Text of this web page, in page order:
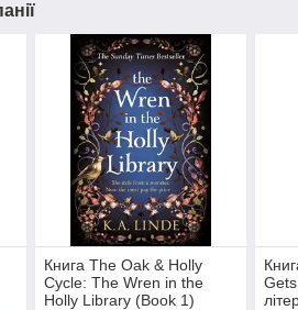
Книга The Oak & Holly
Cycle: The Wren in the
Holly Library (Book 1)